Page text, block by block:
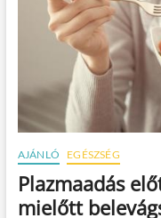
AJÁNLÓ EGÉSZSÉG
Plazmaadás
mielőtt